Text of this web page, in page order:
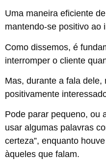
Uma maneira eficiente
mantendo-se positivo ao
Como dissemos, é
interromper o cliente
Mas, durante a fala dele,
positivamente
Pode parar pequeno, ou
usar algumas palavras
certeza”, enquanto
àqueles que falam.